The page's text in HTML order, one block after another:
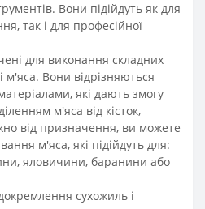
Вони підійдуть як для
так і для професійної
для виконання складних
Вони відрізняються
які дають змогу
м'яса від кісток,
від призначення, ви можете
м'яса, які підійдуть для:
яловичини, баранини або
сухожиль і